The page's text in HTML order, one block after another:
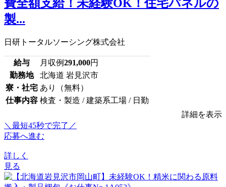
費全額支給！未経験OK！住宅パネルの
製...
日研トータルソーシング株式会社
給与 月収例291,000円
勤務地
北海道 岩見沢市
寮・社宅 あり（無料）
仕事内容 検査・製造 / 建築系工場 / 日勤
詳細を表示
＼最短45秒で完了／
応募へ進む
詳しく
見る